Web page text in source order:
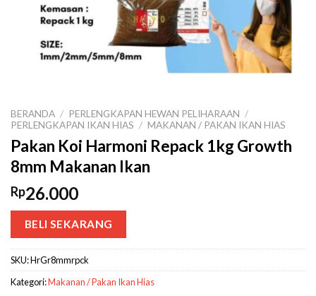
BERANDA / PERLENGKAPAN HEWAN PELIHARAAN /
PERLENGKAPAN IKAN HIAS / MAKANAN / PAKAN IKAN HIAS
Pakan Koi Harmoni Repack 1kg Growth
8mm Makanan Ikan
Rp26.000
BELI SEKARANG
SKU:HrGr8mmrpck
Kategori:Makanan / Pakan Ikan Hias